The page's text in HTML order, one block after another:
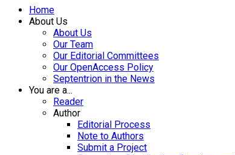
Home
About Us
About Us
Our Team
Our Editorial Committees
Our OpenAccess Policy
Septentrion in the News
You are a...
Reader
Author
Editorial Process
Note to Authors
Submit a Project